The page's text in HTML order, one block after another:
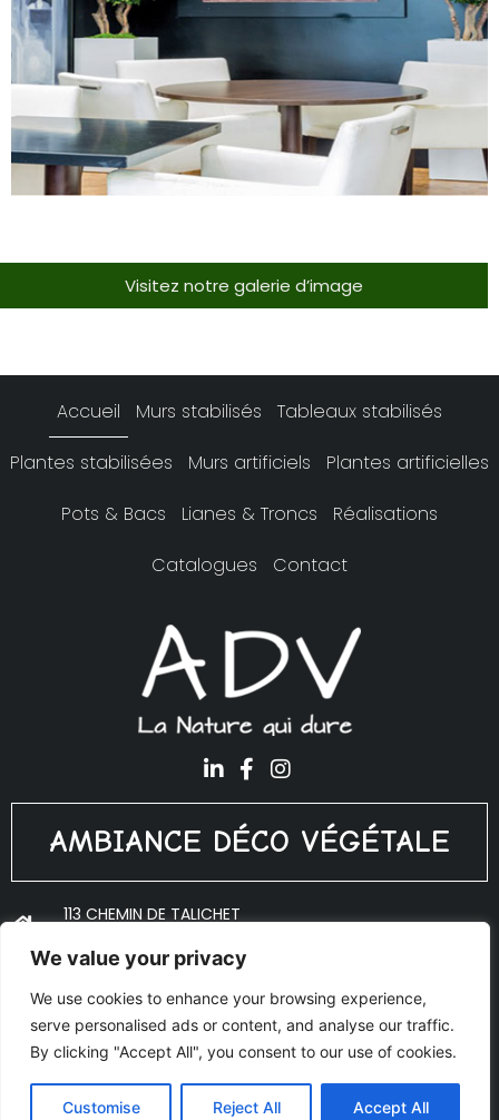
We value your privacy
We use cookies to enhance your browsing experience,
serve personalised ads or content, and analyse our traffic.
By clicking "Accept All", you consent to our use of cookies.
Customise Reject All Accept All
Visitez notre galerie d’image
Accueil Murs stabilisés
Tableaux stabilisés
Plantes stabilisées
Murs artificiels
Plantes artificielles
Pots & Bacs
Lianes & Troncs
Réalisations
Catalogues
Contact
AMBIANCE DÉCO VÉGÉTALE
113 CHEMIN DE TALICHET
ADV@PLANTES-INTERIEUR.FR
06 18 10 53 27
© Copyright 2020 Ambiance Déco Végétale - Réalisé par
AJOO
Mentions légales